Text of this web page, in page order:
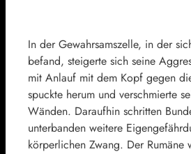
In der Gewahrsamszelle, in der
befand, steigerte sich seine
mit Anlauf mit dem Kopf gegen
spuckte herum und verschmierte
Wänden. Daraufhin schritten
unterbanden weitere
körperlichen Zwang. Der Rumäne